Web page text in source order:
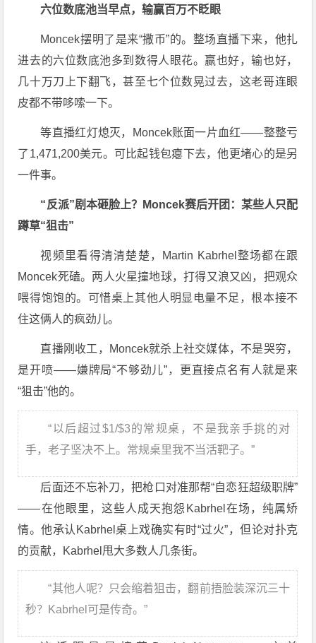
六位数底池当早点，输赢百万不眨眼
Moncek摆明了是来“撒币”的。整场直播下来，他扎
进去的六位数底池多到数得人眼花。赢也好，输也好，
几十万刀上下翻飞，甚至七个位数晃过去，这老哥连眼
皮都不带哆嗦一下。
等直播红灯熄灭，Moncek账面一片血红——整整亏
了1,471,200美元。可比起钱包瘪下去，他更堵心的是另
一件事。
“反派”剧本砸脸上？Moncek赛后开团：某些人只配
蹲草“狙击”
视频里看得清清楚楚，Martin Kabrhel整场都在跟
Moncek死磕。两人火星撞地球，打得又浪又凶，把观众
喂得饱饱的。可惜桌上其他人明显电量不足，根本接不
住这俩人的疯劲儿。
直播刚收工，Moncek就杀上社交媒体，不是哭穷，
是开喷——嫌牌局“不够劲儿”，更直接点名有人就是来
“狙击”他的。
“以后超过$1/$3的常规桌，不是我亲手挑的对
手，老子坚决不上。常规桌里我不当活靶子。”
后面还不忘补刀，把枪口对准那帮“自恋狂超级职牌”
——在他眼里，这些人成天抱怨Kabrhel在场，纯属矫
情。他承认Kabrhel桌上戏确实有时“过火”，但论对扑克
的贡献，Kabrhel甩大多数人几条街。
“其他人呢？只会缩着狙击，翻前捂脸装深沉三十
秒？Kabrhel可是传奇。”